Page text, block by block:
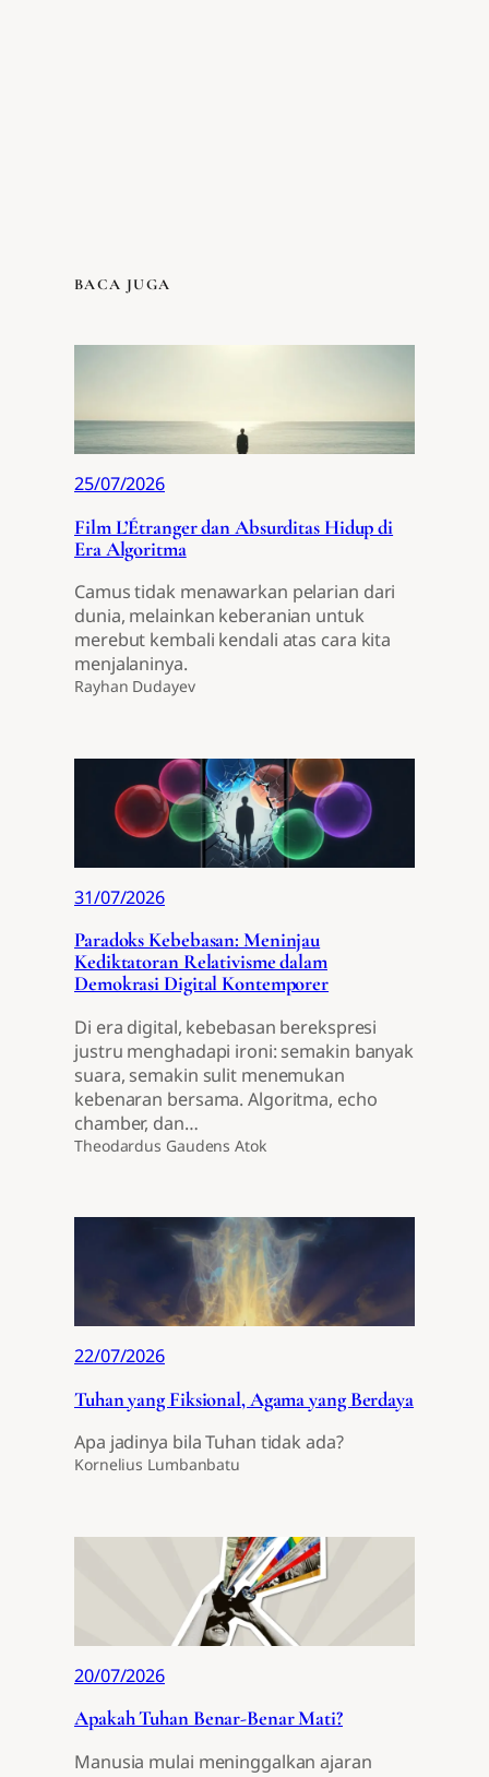
BACA JUGA
25/07/2026
Film L’Étranger dan Absurditas Hidup di
Era Algoritma
Camus tidak menawarkan pelarian dari
dunia, melainkan keberanian untuk
merebut kembali kendali atas cara kita
menjalaninya.
Rayhan Dudayev
31/07/2026
Paradoks Kebebasan: Meninjau
Kediktatoran Relativisme dalam
Demokrasi Digital Kontemporer
Di era digital, kebebasan berekspresi
justru menghadapi ironi: semakin banyak
suara, semakin sulit menemukan
kebenaran bersama. Algoritma, echo
chamber, dan…
Theodardus Gaudens Atok
22/07/2026
Tuhan yang Fiksional, Agama yang Berdaya
Apa jadinya bila Tuhan tidak ada?
Kornelius Lumbanbatu
20/07/2026
Apakah Tuhan Benar-Benar Mati?
Manusia mulai meninggalkan ajaran